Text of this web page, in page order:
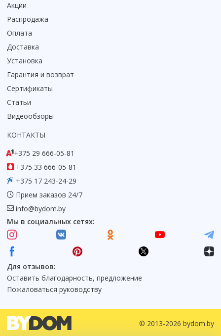
Акции
Распродажа
Оплата
Доставка
Установка
Гарантия и возврат
Сертификаты
Статьи
Видеообзоры
КОНТАКТЫ
+375 29 666-05-81
+375 33 666-05-81
+375 17 243-24-29
Прием заказов 24/7
info@bydom.by
Мы в социальных сетях:
Для отзывов:
Оставить благодарность, предложение
Пожаловаться руководству
© 2013-2026 bydom.by